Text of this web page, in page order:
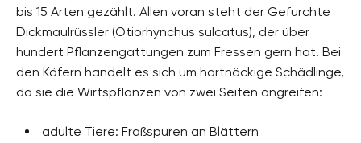
bis 15 Arten gezählt. Allen voran steht der Gefurchte
Dickmaulrüssler (Otiorhynchus sulcatus), der über
hundert Pflanzengattungen zum Fressen gern hat. Bei
den Käfern handelt es sich um hartnäckige Schädlinge,
da sie die Wirtspflanzen von zwei Seiten angreifen:
adulte Tiere: Fraßspuren an Blättern